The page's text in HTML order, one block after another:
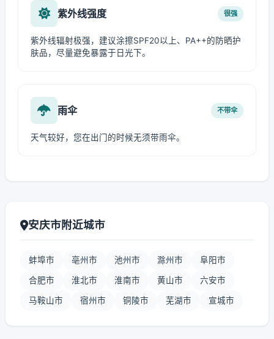
紫外线强度 很强
紫外线辐射极强，建议涂擦SPF20以上、PA++的防晒护
肤品，尽量避免暴露于日光下。
雨伞 不带伞
天气较好，您在出门的时候无须带雨伞。
安庆市附近城市
蚌埠市 亳州市 池州市 滁州市 阜阳市
合肥市 淮北市 淮南市 黄山市 六安市
马鞍山市 宿州市 铜陵市 芜湖市 宣城市